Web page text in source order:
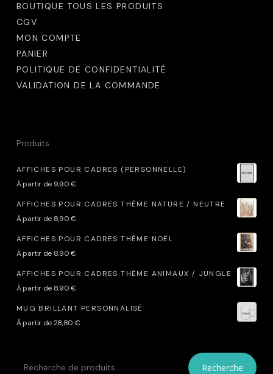
BOUTIQUE TOUS LES PRODUITS
CGV
MON COMPTE
PANIER
POLITIQUE DE CONFIDENTIALITÉ
VALIDATION DE LA COMMANDE
Produits
AFFICHES POUR CADRES (PERSONNELLE)
À partir de 9,90€
AFFICHES POUR CADRES THÈME NATURE / NEUTRE
À partir de 8,90€
AFFICHES POUR CADRES THÈME NOËL
À partir de 8,90€
AFFICHES POUR CADRES THÈME ANIMAUX / JUNGLE
À partir de 8,90€
MUG BRILLANT PERSONNALISÉ
À partir de28,80 €
POUR :
Recherche